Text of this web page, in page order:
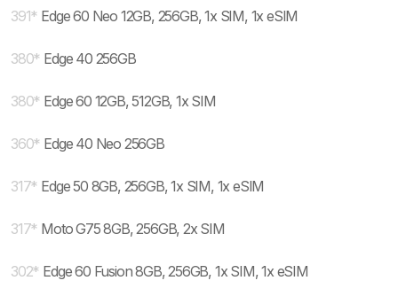
391* Edge 60 Neo 12GB, 256GB, 1x SIM, 1x eSIM
380* Edge 40 256GB
380* Edge 60 12GB, 512GB, 1x SIM
360* Edge 40 Neo 256GB
317* Edge 50 8GB, 256GB, 1x SIM, 1x eSIM
317* Moto G75 8GB, 256GB, 2x SIM
302* Edge 60 Fusion 8GB, 256GB, 1x SIM, 1x eSIM